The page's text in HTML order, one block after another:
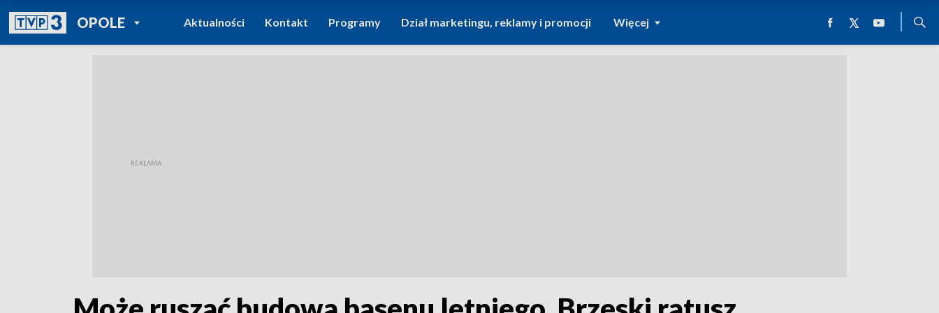
OPOLEPOWRÓT DO
TVP REGIONY
Aktualności Kontakt Programy Dział marketingu, reklamy i promocji Więcej